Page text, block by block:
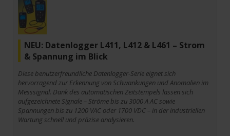
NEU: Datenlogger L411, L412 & L461 – Strom
& Spannung im Blick
Diese benutzerfreundliche Datenlogger-Serie eignet sich
hervorragend zur Erkennung von Schwankungen und Anomalien im
Messsignal. Dank des automatischen Zeitstempels lassen sich
aufgezeichnete Signale – Ströme bis zu 3000 A AC sowie
Spannungen bis zu 1200 VAC oder 1700 VDC – in der industriellen
Wartung schnell und präzise analysieren.